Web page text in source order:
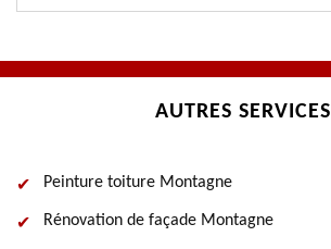
AUTRES SERVICES
Peinture toiture Montagne
Rénovation de façade Montagne